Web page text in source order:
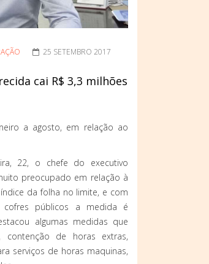
25 SETEMBRO 2017
cai R$ 3,3 milhões
a agosto, em relação ao
22, o chefe do executivo
preocupado em relação à
da folha no limite, e com
públicos a medida é
algumas medidas que
de horas extras,
serviços de horas maquinas,